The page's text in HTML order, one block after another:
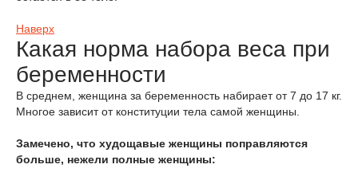
Наверх
Какая норма набора веса при
беременности
В среднем, женщина за беременность набирает от 7 до 17 кг.
Многое зависит от конституции тела самой женщины.
Замечено, что худощавые женщины поправляются
больше, нежели полные женщины: